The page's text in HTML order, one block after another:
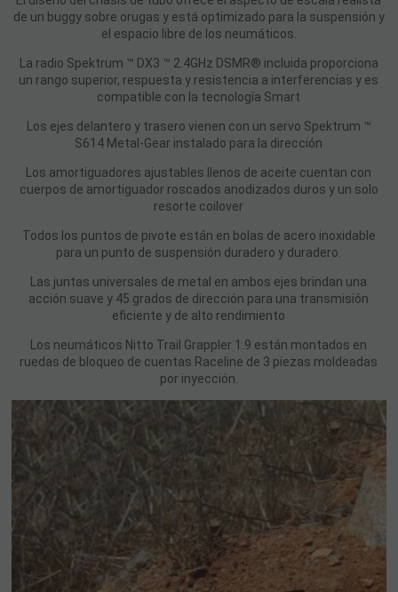
de un buggy sobre orugas y está optimizado para la suspensión y
el espacio libre de los neumáticos.
La radio Spektrum ™ DX3 ™ 2.4GHz DSMR® incluida proporciona
un rango superior, respuesta y resistencia a interferencias y es
compatible con la tecnología Smart
Los ejes delantero y trasero vienen con un servo Spektrum ™
S614 Metal-Gear instalado para la dirección
Los amortiguadores ajustables llenos de aceite cuentan con
cuerpos de amortiguador roscados anodizados duros y un solo
resorte coilover
Todos los puntos de pivote están en bolas de acero inoxidable
para un punto de suspensión duradero y duradero.
Las juntas universales de metal en ambos ejes brindan una
acción suave y 45 grados de dirección para una transmisión
eficiente y de alto rendimiento
Los neumáticos Nitto Trail Grappler 1.9 están montados en
ruedas de bloqueo de cuentas Raceline de 3 piezas moldeadas
por inyección.